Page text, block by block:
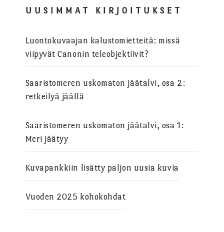
UUSIMMAT KIRJOITUKSET
Luontokuvaajan kalustomietteitä: missä
viipyvät Canonin teleobjektiivit?
Saaristomeren uskomaton jäätalvi, osa 2:
retkeilyä jäällä
Saaristomeren uskomaton jäätalvi, osa 1:
Meri jäätyy
Kuvapankkiin lisätty paljon uusia kuvia
Vuoden 2025 kohokohdat